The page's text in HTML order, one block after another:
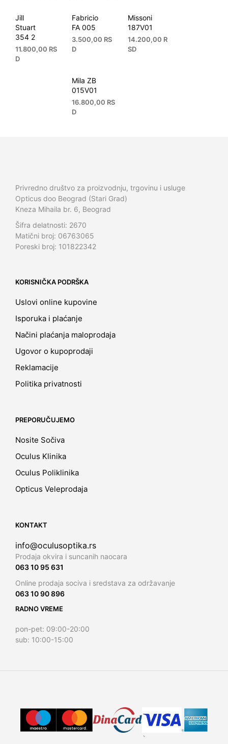
Jill
Stuart
354 2
11.800,00 RS
D
Fabricio
FA 005
3.500,00 RS
D
Missoni
187V01
14.200,00 R
SD
Mila ZB
015V01
16.800,00 RS
D
Privredno društvo za proizvodnju, trgovinu i usluge
Opticus doo Beograd (Stari Grad)
Kneza Mihaila br. 6, Beograd
Šifra delatnosti: 2670
Matični broj: 06763065
Poreski broj: 101822342
KORISNIČKA PODRŠKA
Uslovi online kupovine
Isporuka i plaćanje
Načini plaćanja maloprodaja
Ugovor o kupoprodaji
Reklamacije
Politika privatnosti
PREPORUČUJEMO
Nosite Sočiva
Oculus Klinika
Oculus Poliklinika
Opticus Veleprodaja
KONTAKT
info@oculusoptika.rs
Prodaja okvira i suncanih naocara
063 10 95 631
Online prodaja sociva i sredstava za održavanje
063 10 90 896
RADNO VREME
pon-pet: 09:00-20:00
sub: 10:00-15:00
`